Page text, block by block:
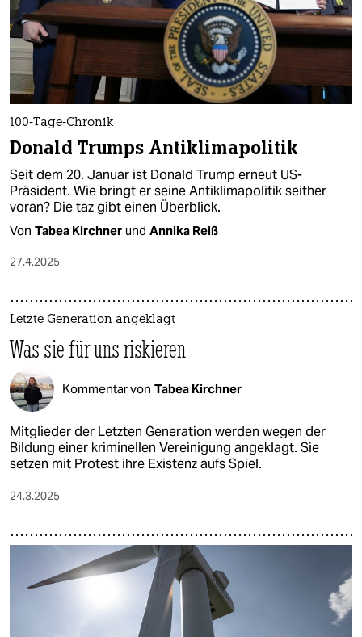
100-Tage-Chronik
Donald Trumps Antiklimapolitik
Seit dem 20. Januar ist Donald Trump erneut US-
Präsident. Wie bringt er seine Antiklimapolitik seither
voran? Die taz gibt einen Überblick.
Von Tabea Kirchner und Annika Reiß
27.4.2025
Letzte Generation angeklagt
Was sie für uns riskieren
Kommentar von Tabea Kirchner
Mitglieder der Letzten Generation werden wegen der
Bildung einer kriminellen Vereinigung angeklagt. Sie
setzen mit Protest ihre Existenz aufs Spiel.
24.3.2025